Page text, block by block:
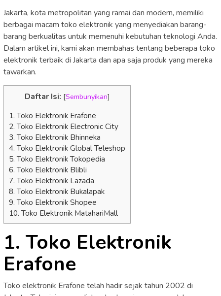
Jakarta, kota metropolitan yang ramai dan modern, memiliki
berbagai macam toko elektronik yang menyediakan barang-
barang berkualitas untuk memenuhi kebutuhan teknologi Anda.
Dalam artikel ini, kami akan membahas tentang beberapa toko
elektronik terbaik di Jakarta dan apa saja produk yang mereka
tawarkan.
Daftar Isi: [Sembunyikan]
1. Toko Elektronik Erafone
2. Toko Elektronik Electronic City
3. Toko Elektronik Bhinneka
4. Toko Elektronik Global Teleshop
5. Toko Elektronik Tokopedia
6. Toko Elektronik Blibli
7. Toko Elektronik Lazada
8. Toko Elektronik Bukalapak
9. Toko Elektronik Shopee
10. Toko Elektronik MatahariMall
1. Toko Elektronik
Erafone
Toko elektronik Erafone telah hadir sejak tahun 2002 di